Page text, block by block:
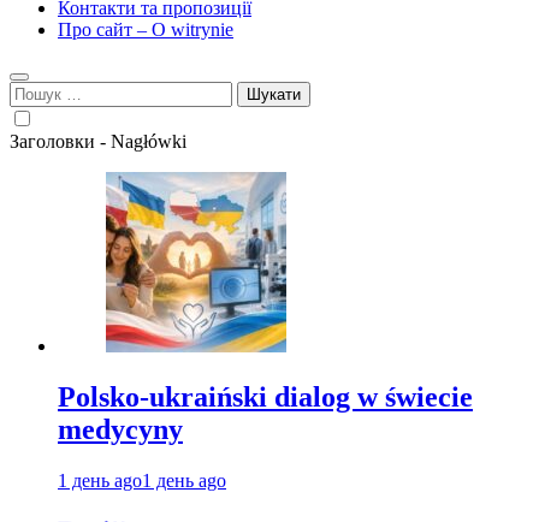
Контакти та пропозиції
Про сайт – O witrynie
Пошук:
Заголовки - Nagłówki
Polsko-ukraiński dialog w świecie
medycyny
1 день ago1 день ago